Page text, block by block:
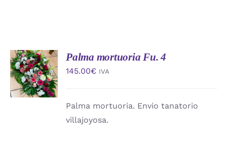
AÑADIR
AL
CARRITO
/
DETALLES
Palma mortuoria Fu. 4
145.00€ IVA
Palma mortuoria. Envio tanatorio
villajoyosa.